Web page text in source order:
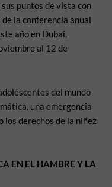
puntos de vista con
la conferencia anual
año en Dubai,
al 12 de
del mundo
una emergencia
los derechos de la niñez
EN EL HAMBRE Y LA